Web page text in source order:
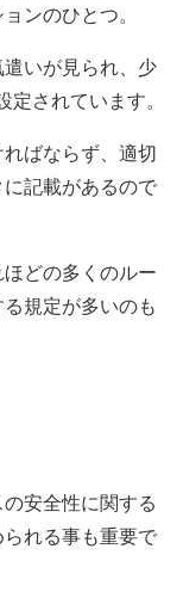
ンのひとつ。
いが見られ、少
されています。
ばならず、適切
記載があるので
どの多くのルー
規定が多いのも
安全性に関する
れる事も重要で